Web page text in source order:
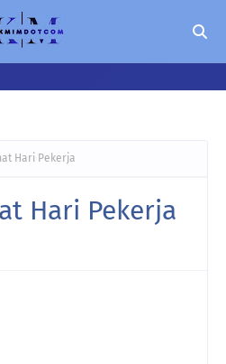
Hari Pekerja
Hari Pekerja